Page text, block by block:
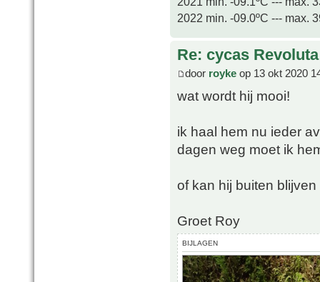
2022 min. -09.0ºC --- max.
Re: cycas Revoluta
door royke op 13 okt 2020
wat wordt hij mooi!
ik haal hem nu ieder
dagen weg moet ik
of kan hij buiten
Groet Roy
BIJLAGEN